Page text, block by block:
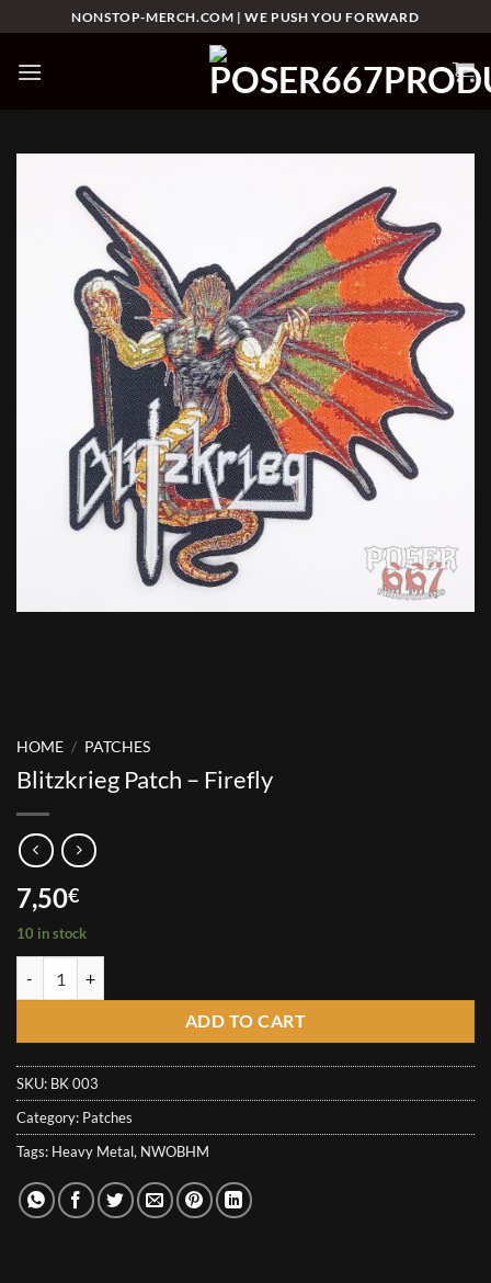
to
content
NONSTOP-MERCH.COM | WE PUSH YOU FORWARD
HOME / PATCHES
Blitzkrieg Patch – Firefly
7,50€
10 in stock
ADD TO CART
SKU: BK 003
Category: Patches
Tags: Heavy Metal, NWOBHM